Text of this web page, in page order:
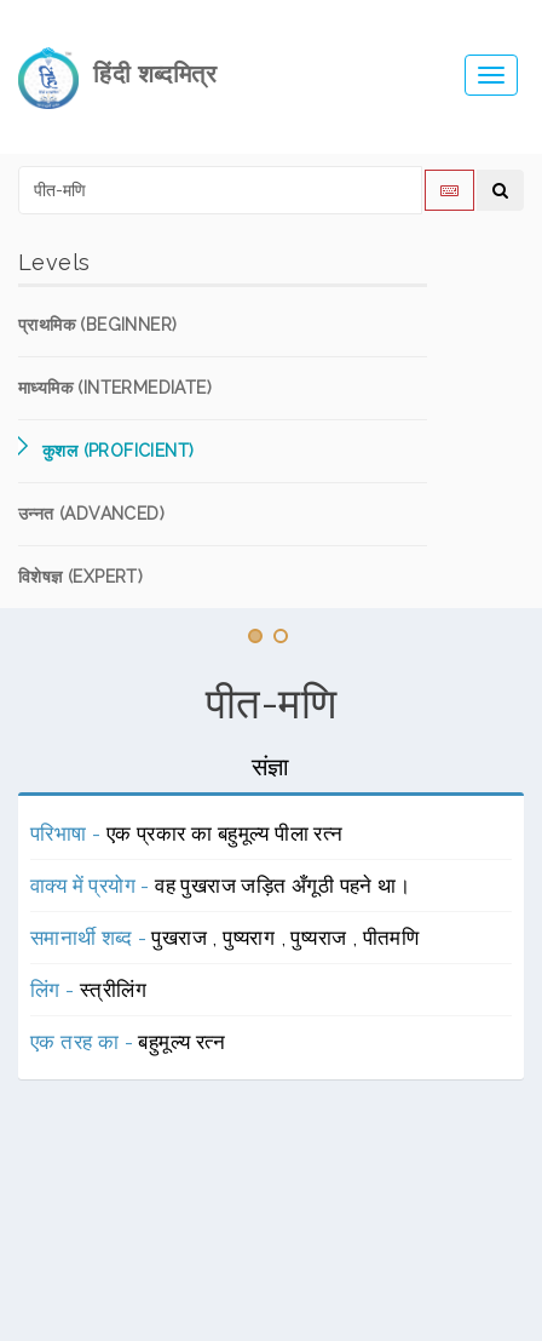
हिंदी शब्दमित्र
Levels
प्राथमिक (BEGINNER)
माध्यमिक (INTERMEDIATE)
कुशल (PROFICIENT)
उन्नत (ADVANCED)
विशेषज्ञ (EXPERT)
पीत-मणि
संज्ञा
परिभाषा -एक प्रकार का बहुमूल्य पीला रत्न
वाक्य में प्रयोग -वह पुखराज जड़ित अँगूठी पहने था।
समानार्थी शब्द -पुखराज ,पुष्यराग ,पुष्यराज ,पीतमणि
लिंग -स्त्रीलिंग
एक तरह का -बहुमूल्य रत्न